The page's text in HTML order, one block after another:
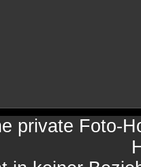
private Foto-